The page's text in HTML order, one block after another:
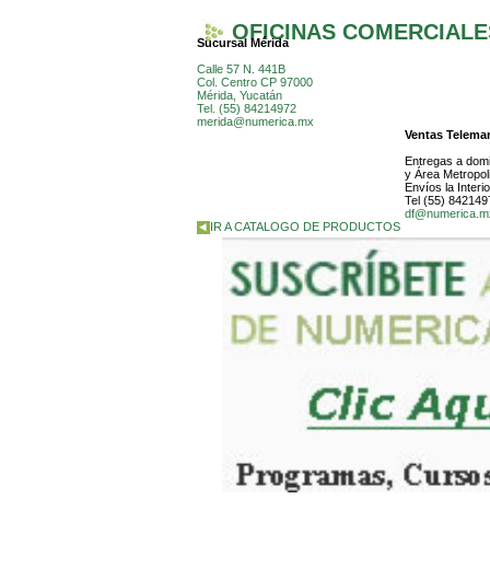
OFICINAS
Sucursal Mérida
Calle 57 N. 441B
Col. Centro CP 97000
Mérida, Yucatán
Tel. (55) 84214972
merida@numerica.mx
Ventas
Entregas a
y Área
Envíos la
Tel (55)
IR A CATALOGO DE PRODUCTOS